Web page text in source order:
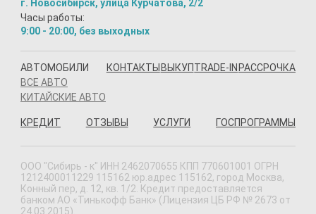
г. Новосибирск, улица Курчатова, 2/2
Часы работы:
9:00 - 20:00, без выходных
АВТОМОБИЛИ
ВСЕ АВТО
КИТАЙСКИЕ АВТО
КОНТАКТЫ ВЫКУПTRADE-IN РАССРОЧКА
КРЕДИТ ОТЗЫВЫ УСЛУГИ ГОСПРОГРАММЫ
ООО "Сибирь - к" ИНН 2462070655 КПП 770601001 ОГРН
1212400011229 115162 юр.адрес 115162, город Москва,
Конный пер, д. 12, кв. 1/2. Кредит предоставляется
банком АО «Тинькофф Банк» (Лицензия ЦБ РФ № 2673 от
24.03.2015).